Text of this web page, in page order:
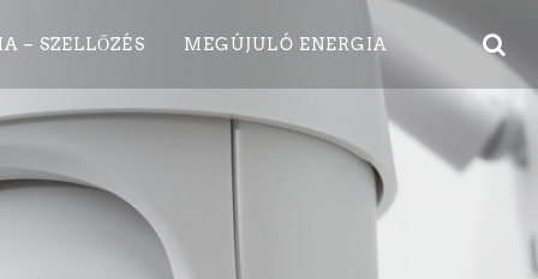
– SZELLŐZÉS MEGÚJULÓ ENERGIA